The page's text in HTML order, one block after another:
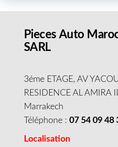
Pieces Auto
SARL
3éme ETAGE, AV
RESIDENCE AL AMIRA
Marrakech
Téléphone : 07 54 09 48
Localisation